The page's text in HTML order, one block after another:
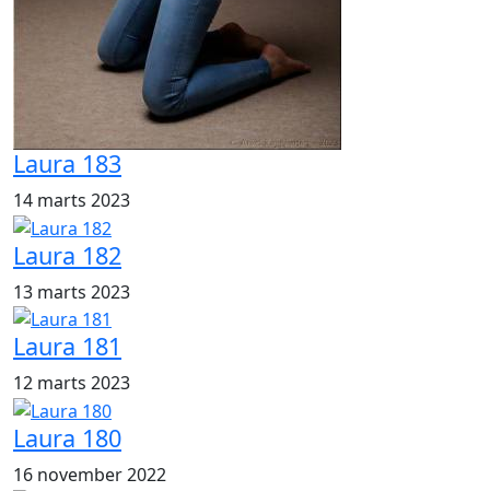
Laura 183
14 marts 2023
Laura 182
13 marts 2023
Laura 181
12 marts 2023
Laura 180
16 november 2022